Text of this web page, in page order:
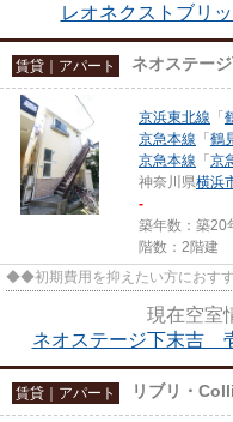
レオネクストブリ
賃貸｜アパート ネオステー
京浜東北線 「
京急本線 「 鶴
京急本線 「 京
神奈川県横浜
-
築年数：築20
階数：2階建
◆◆初期費用を抑えたい方におす
現在空室
ネオステージ下末吉
賃貸｜アパート リブリ・